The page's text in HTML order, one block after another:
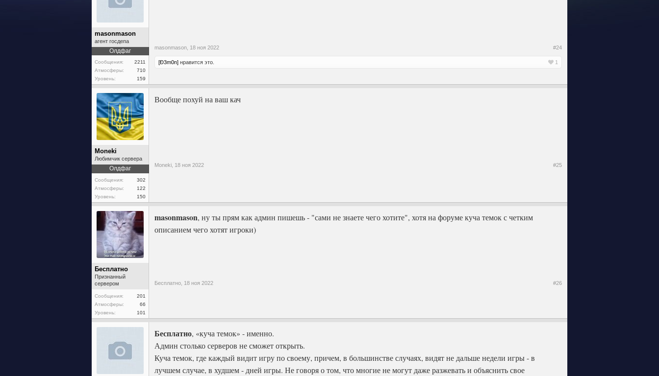
masonmason
агент госдепа
Олдфаг
Сообщения:
2211
Атмосферы:
710
Уровень:
159
masonmason, 18 ноя 2022 #24
[Ð3m0n] нравится это. 1
Moneki
Любимчик сервера
Олдфаг
Сообщения:
302
Атмосферы:
122
Уровень:
150
Вообще похуй на ваш кач
Moneki, 18 ноя 2022 #25
Бесплатно
Признанный
сервером
Сообщения:
201
Атмосферы:
66
Уровень:
101
masonmason, ну ты прям как админ пишешь - "сами не знаете чего хотите", хотя на форуме куча темок с четким
описанием чего хотят игроки)
Бесплатно, 18 ноя 2022 #26
Бесплатно, «куча темок» - именно.
Админ столько серверов не сможет открыть.
Куча темок, где каждый видит игру по своему, причем, в большинстве случаях, видят не дальше недели игры - в
лучшем случае, в худшем - дней игры. Не говоря о том, что многие не могут даже разжевать и объяснить свое